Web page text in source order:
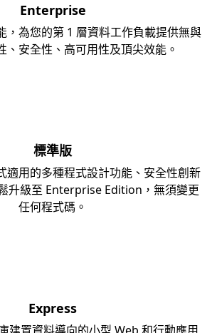
Enterprise
，為您的第 1 層資料工作負載提供無與
、安全性、高可用性及頂尖效能。
標準版
適用的多種程式設計功能、安全性創新
升級至 Enterprise Edition，無須變更
任何程式碼。
Express